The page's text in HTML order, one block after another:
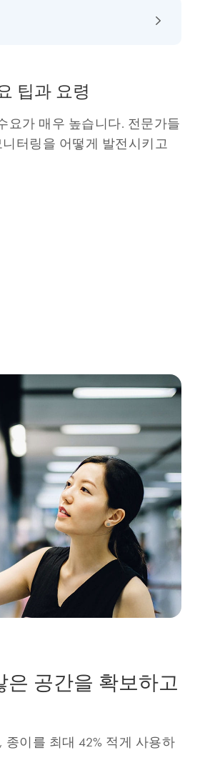
팁과 요령
요가 매우 높습니다. 전문가들
터링을 어떻게 발전시키고
은 공간을 확보하고
종이를 최대 42% 적게 사용하